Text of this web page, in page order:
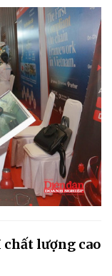
chất lượng cao